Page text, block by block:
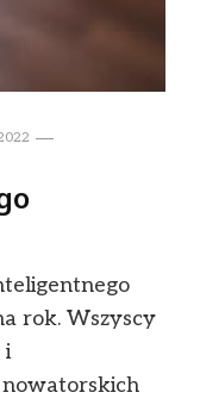
rok. Wszyscy
i
nowatorskich